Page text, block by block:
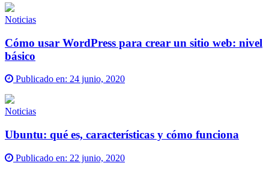
Noticias
Cómo usar WordPress para crear un sitio web: nivel
básico
Publicado en: 24 junio, 2020
Noticias
Ubuntu: qué es, características y cómo funciona
Publicado en: 22 junio, 2020